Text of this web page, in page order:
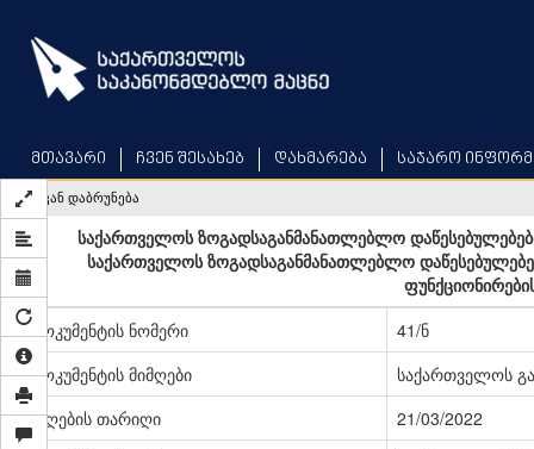
main
content
მთავარი ჩვენ შესახებ დახმარება საჯარო
უკან დაბრუნება
საქართველოს ზოგადსაგანმანათლებლო
საქართველოს ზოგადსაგანმანათლებლო
დოკუმენტის ნომერი
41/ნ
დოკუმენტის მიმღები
საქართველოს
მიღების თარიღი
21/03/2022